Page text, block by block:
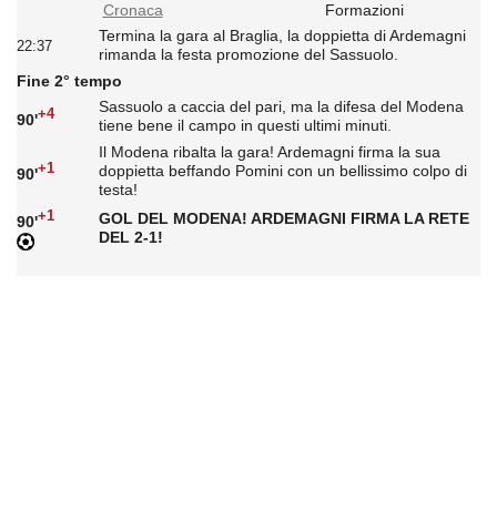
Cronaca Formazioni
22:37
Termina la gara al Braglia, la doppietta di Ardemagni
rimanda la festa promozione del Sassuolo.
Fine 2° tempo
90'+4
Sassuolo a caccia del pari, ma la difesa del Modena
tiene bene il campo in questi ultimi minuti.
90'+1
Il Modena ribalta la gara! Ardemagni firma la sua
doppietta beffando Pomini con un bellissimo colpo di
testa!
90'+1
GOL DEL MODENA! ARDEMAGNI FIRMA LA RETE
DEL 2-1!